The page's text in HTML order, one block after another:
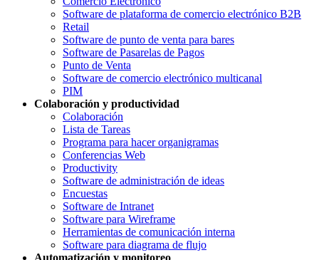
Software de plataforma de comercio electrónico B2B
Retail
Software de punto de venta para bares
Software de Pasarelas de Pagos
Punto de Venta
Software de comercio electrónico multicanal
PIM
Colaboración y productividad
Colaboración
Lista de Tareas
Programa para hacer organigramas
Conferencias Web
Productivity
Software de administración de ideas
Encuestas
Software de Intranet
Software para Wireframe
Herramientas de comunicación interna
Software para diagrama de flujo